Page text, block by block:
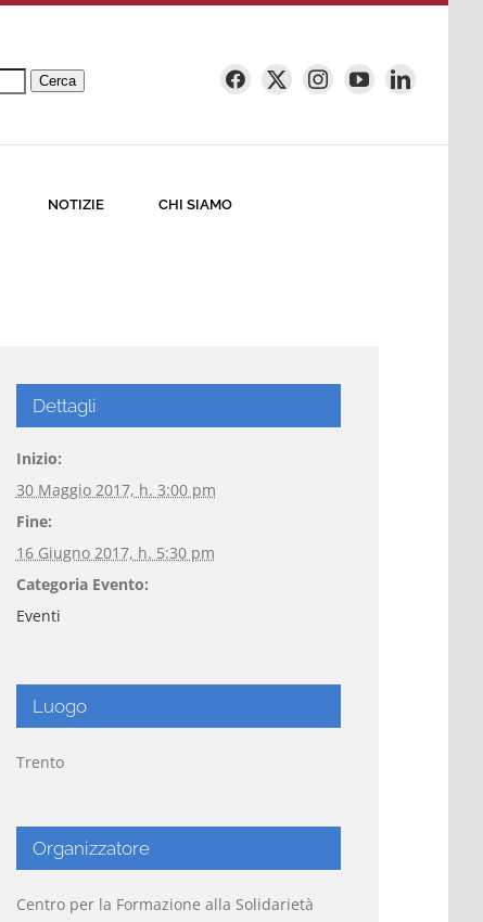
Cerca
NOTIZIE CHI SIAMO
Dettagli
Inizio:
30 Maggio 2017, h. 3:00 pm
Fine:
16 Giugno 2017, h. 5:30 pm
Categoria Evento:
Eventi
Luogo
Trento
Organizzatore
Centro per la Formazione alla Solidarietà